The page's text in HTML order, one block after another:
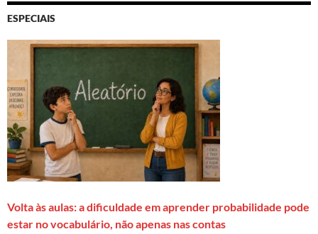
ESPECIAIS
Volta às aulas: a dificuldade em aprender probabilidade pode
estar no vocabulário, não apenas nas contas